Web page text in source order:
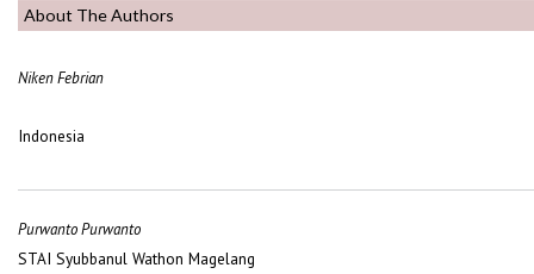
About The Authors
Niken Febrian
Indonesia
Purwanto Purwanto
STAI Syubbanul Wathon Magelang